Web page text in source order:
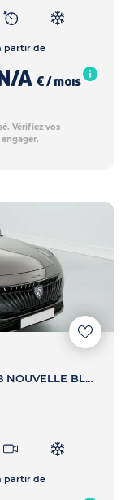
partir de
A € / mois
Vérifiez vos
BLUEHDI 130CH S S EAT8 GT - 308 NOUVELLE BLUEHDI 130CH S S EAT8 GT
partir de